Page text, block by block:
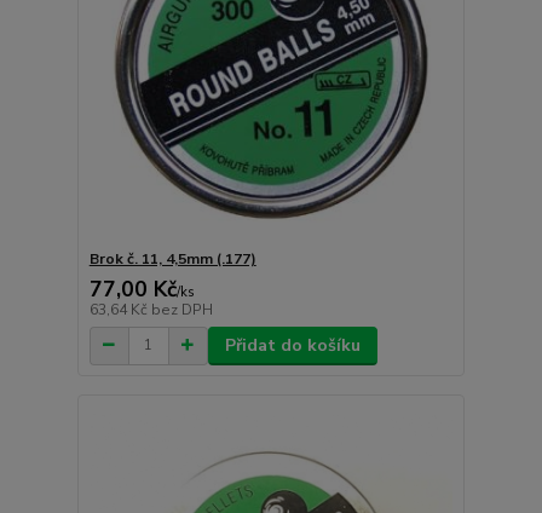
Brok č. 11, 4,5mm (.177)
77,00 Kč/ks
63,64 Kč bez DPH
Přidat do košíku